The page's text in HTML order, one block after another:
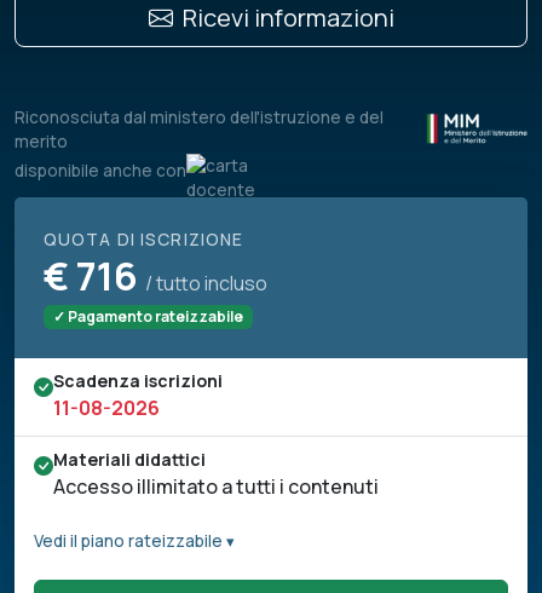
Ricevi informazioni
Riconosciuta dal ministero dell'istruzione e del
merito
disponibile anche con
QUOTA DI ISCRIZIONE
€716 / tutto incluso
✓ Pagamento rateizzabile
Scadenza iscrizioni
11-08-2026
Materiali didattici
Accesso illimitato a tutti i contenuti
Vedi il piano rateizzabile ▾